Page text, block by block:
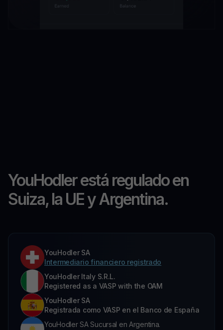
YouHodler está regulado en
Suiza, la UE y Argentina.
YouHodler SA
Intermediario financiero registrado
YouHodler Italy S.R.L.
Registered as a VASP with the OAM
YouHodler SA
Registrada como VASP en el Banco de España
YouHodler SA Sucursal en Argentina.